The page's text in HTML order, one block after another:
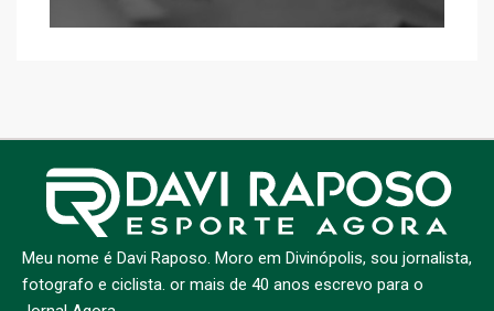
Meu nome é Davi Raposo. Moro em Divinópolis, sou jornalista,
fotografo e ciclista. or mais de 40 anos escrevo para o